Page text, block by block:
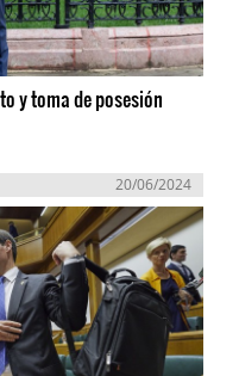
y toma de posesión
20/06/2024